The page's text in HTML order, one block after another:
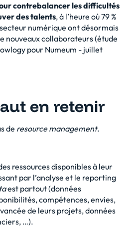
contrebalancer les difficultés
des talents, à l’heure où 79 %
numérique ont désormais
nouveaux collaborateurs (étude
pour Numeum - juillet
en retenir
de resource management.
ressources disponibles à leur
par l’analyse et le reporting
est partout (données
compétences, envies,
de leurs projets, données
…).